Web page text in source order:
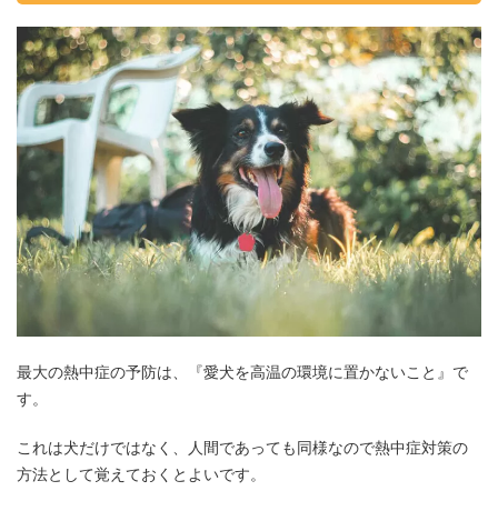
最大の熱中症の予防は、『愛犬を高温の環境に置かないこと』で
す。
これは犬だけではなく、人間であっても同様なので熱中症対策の
方法として覚えておくとよいです。